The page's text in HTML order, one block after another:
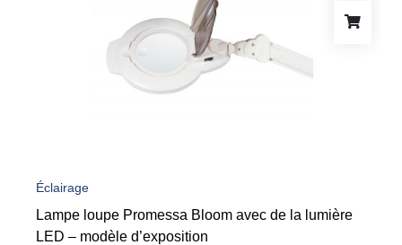
Éclairage
Lampe loupe Promessa Bloom avec de la lumière
LED – modèle d’exposition